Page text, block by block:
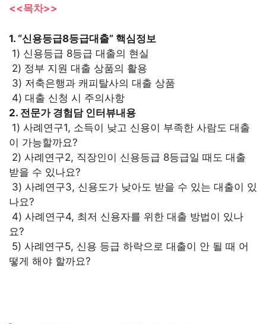
<<목차>>
1. “신용등급8등급대출” 핵심정보
1) 신용등급 8등급 대출의 현실
2) 정부 지원 대출 상품의 활용
3) 저축은행과 캐피탈사의 대출 상품
4) 대출 신청 시 주의사항
2. 전문가 경험담 인터뷰내용
1) 사례연구1, 소득이 낮고 신용이 부족한 사람도 대출
이 가능할까요?
2) 사례연구2, 직장인이 신용등급 8등급일 때도 대출
받을 수 있나요?
3) 사례연구3, 신용도가 낮아도 받을 수 있는 대출이 있
나요?
4) 사례연구4, 최저 신용자를 위한 대출 방법이 있나
요?
5) 사례연구5, 신용 등급 하락으로 대출이 안 될 때 어
떻게 해야 할까요?